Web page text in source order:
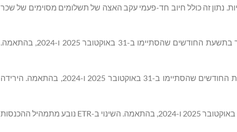
מקצועיות. נתון זה כולל חיוב חד-פעמי עקב האצה של תשלומים מסוימים של שכר
הוצאות המכירה נותרו קבועות והסתכמו ב-3.5 מיליון דולר ו-3.8 מיליון דולר בתשעת החודשים שהסתיימו ב-31 באוקטובר 2025 ו-2024, בהתאמה.
ההוצאות נטו על ריבית הסתכמו ב-1.3 מיליון דולר ו-1.5 מיליון דולר בתשעת החודשים שהסתיימו ב-31 באוקטובר 2025 ו-2024, בהתאמה. הירידה
ה-ETR של החברה עמד על 29% ו-28% בתשעת החודשים שהסתיימו ב-31 באוקטובר 2025 ו-2024, בהתאמה. השינוי ב-ETR נובע מתמהיל ההכנסות